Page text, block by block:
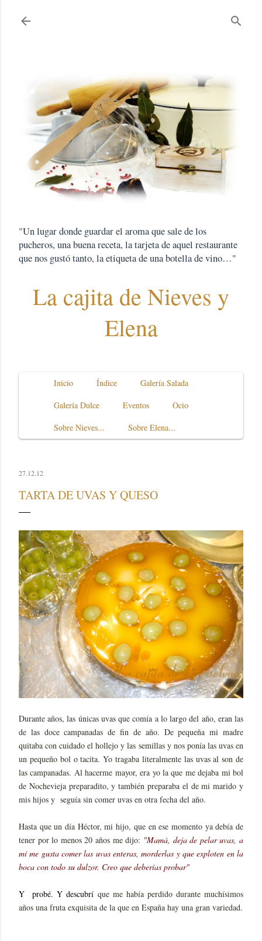
"Un lugar donde guardar el aroma que sale de los
pucheros, una buena receta, la tarjeta de aquel restaurante
que nos gustó tanto, la etiqueta de una botella de vino…"
La cajita de Nieves y
Elena
Inicio Índice
Galería Salada
Galería Dulce
Eventos
Ocio
Sobre Nieves...
Sobre Elena...
27.12.12
TARTA DE UVAS Y QUESO
Durante años, las únicas uvas que comía a lo largo del año, eran las
de las doce campanadas de fin de año. De pequeña mi madre
quitaba con cuidado el hollejo y las semillas y nos ponía las uvas en
un pequeño bol o tacita. Yo tragaba literalmente las uvas al son de
las campanadas. Al hacerme mayor, era yo la que me dejaba mi bol
de Nochevieja preparadito, y también preparaba el de mi marido y
mis hijos y seguía sin comer uvas en otra fecha del año.
Hasta que un día Héctor, mi hijo, que en ese momento ya debía de
tener por lo menos 20 años me dijo: "Mamá, deja de pelar uvas, a
mí me gusta comer las uvas enteras, morderlas y que exploten en la
boca con todo su dulzor. Creo que deberías probar"
Y probé. Y descubrí que me había perdido durante muchísimos
años una fruta exquisita de la que en España hay una gran variedad.